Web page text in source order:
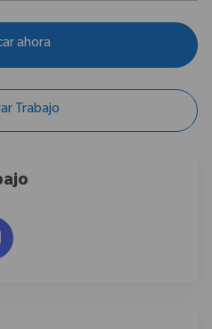
ahora
Trabajo
de Facebook
a través de LinkedIn
Compartir por correo